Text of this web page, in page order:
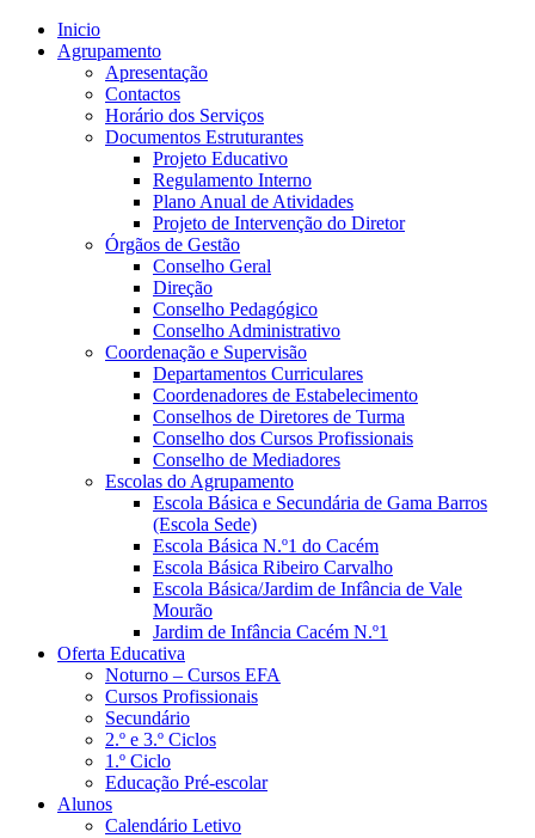
Inicio
Agrupamento
Apresentação
Contactos
Horário dos Serviços
Documentos Estruturantes
Projeto Educativo
Regulamento Interno
Plano Anual de Atividades
Projeto de Intervenção do Diretor
Órgãos de Gestão
Conselho Geral
Direção
Conselho Pedagógico
Conselho Administrativo
Coordenação e Supervisão
Departamentos Curriculares
Coordenadores de Estabelecimento
Conselhos de Diretores de Turma
Conselho dos Cursos Profissionais
Conselho de Mediadores
Escolas do Agrupamento
Escola Básica e Secundária de Gama Barros
(Escola Sede)
Escola Básica N.º1 do Cacém
Escola Básica Ribeiro Carvalho
Escola Básica/Jardim de Infância de Vale
Mourão
Jardim de Infância Cacém N.º1
Oferta Educativa
Noturno – Cursos EFA
Cursos Profissionais
Secundário
2.º e 3.º Ciclos
1.º Ciclo
Educação Pré-escolar
Alunos
Calendário Letivo